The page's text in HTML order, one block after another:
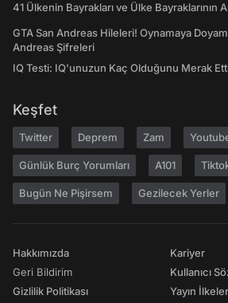
41 Ülkenin Bayrakları ve Ülke Bayraklarının
GTA San Andreas Hileleri! Oynamaya
Andreas Şifreleri
IQ Testi: IQ'unuzun Kaç Olduğunu Merak
Keşfet
Twitter Deprem Zam
Günlük Burç Yorumları A101
Bugün Ne Pişirsem Gezilecek Yerler
Hakkımızda
Geri Bildirim
Gizlilik Politikası
Kariyer
Kullanıcı
Yayın